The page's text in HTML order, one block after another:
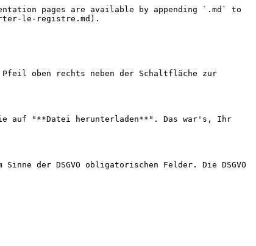
pages are available by appending `.md` to
le-registre.md).
Pfeil oben rechts neben der Schaltfläche zur
auf "**Datei herunterladen**". Das war's, Ihr
der DSGVO obligatorischen Felder. Die DSGVO